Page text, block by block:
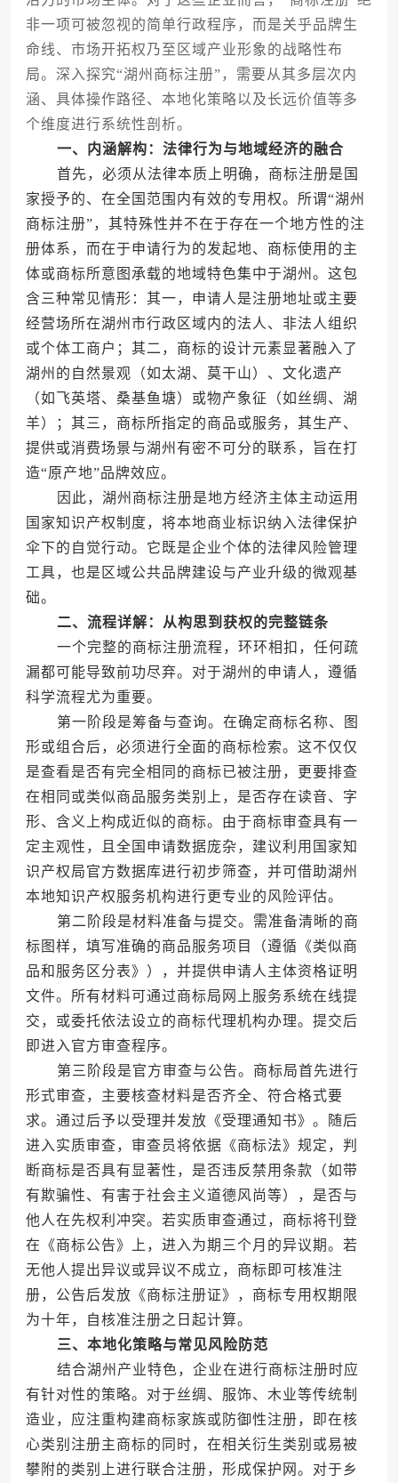
非一项可被忽视的简单行政程序，而是关乎品牌生
命线、市场开拓权乃至区域产业形象的战略性布
局。深入探究“湖州商标注册”，需要从其多层次内
涵、具体操作路径、本地化策略以及长远价值等多
个维度进行系统性剖析。
一、内涵解构：法律行为与地域经济的融合
首先，必须从法律本质上明确，商标注册是国
家授予的、在全国范围内有效的专用权。所谓“湖州
商标注册”，其特殊性并不在于存在一个地方性的注
册体系，而在于申请行为的发起地、商标使用的主
体或商标所意图承载的地域特色集中于湖州。这包
含三种常见情形：其一，申请人是注册地址或主要
经营场所在湖州市行政区域内的法人、非法人组织
或个体工商户；其二，商标的设计元素显著融入了
湖州的自然景观（如太湖、莫干山）、文化遗产
（如飞英塔、桑基鱼塘）或物产象征（如丝绸、湖
羊）；其三，商标所指定的商品或服务，其生产、
提供或消费场景与湖州有密不可分的联系，旨在打
造“原产地”品牌效应。
因此，湖州商标注册是地方经济主体主动运用
国家知识产权制度，将本地商业标识纳入法律保护
伞下的自觉行动。它既是企业个体的法律风险管理
工具，也是区域公共品牌建设与产业升级的微观基
础。
二、流程详解：从构思到获权的完整链条
一个完整的商标注册流程，环环相扣，任何疏
漏都可能导致前功尽弃。对于湖州的申请人，遵循
科学流程尤为重要。
第一阶段是筹备与查询。在确定商标名称、图
形或组合后，必须进行全面的商标检索。这不仅仅
是查看是否有完全相同的商标已被注册，更要排查
在相同或类似商品服务类别上，是否存在读音、字
形、含义上构成近似的商标。由于商标审查具有一
定主观性，且全国申请数据庞杂，建议利用国家知
识产权局官方数据库进行初步筛查，并可借助湖州
本地知识产权服务机构进行更专业的风险评估。
第二阶段是材料准备与提交。需准备清晰的商
标图样，填写准确的商品服务项目（遵循《类似商
品和服务区分表》），并提供申请人主体资格证明
文件。所有材料可通过商标局网上服务系统在线提
交，或委托依法设立的商标代理机构办理。提交后
即进入官方审查程序。
第三阶段是官方审查与公告。商标局首先进行
形式审查，主要核查材料是否齐全、符合格式要
求。通过后予以受理并发放《受理通知书》。随后
进入实质审查，审查员将依据《商标法》规定，判
断商标是否具有显著性，是否违反禁用条款（如带
有欺骗性、有害于社会主义道德风尚等），是否与
他人在先权利冲突。若实质审查通过，商标将刊登
在《商标公告》上，进入为期三个月的异议期。若
无他人提出异议或异议不成立，商标即可核准注
册，公告后发放《商标注册证》，商标专用权期限
为十年，自核准注册之日起计算。
三、本地化策略与常见风险防范
结合湖州产业特色，企业在进行商标注册时应
有针对性的策略。对于丝绸、服饰、木业等传统制
造业，应注重构建商标家族或防御性注册，即在核
心类别注册主商标的同时，在相关衍生类别或易被
攀附的类别上进行联合注册，形成保护网。对于乡